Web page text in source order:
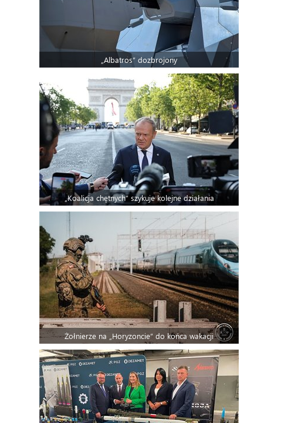
„Albatros” dozbrojony
„Koalicja chętnych” szykuje kolejne działania
Żołnierze na „Horyzoncie” do końca wakacji